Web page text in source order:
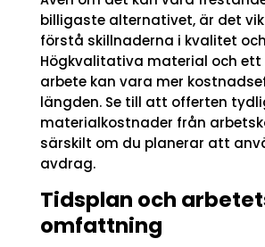
billigaste alternativet, är det
förstå skillnaderna i kvalitet
Högkvalitativa material och
arbete kan vara mer
längden. Se till att offerten
materialkostnader från
särskilt om du planerar att
avdrag.
Tidsplan och
omfattning